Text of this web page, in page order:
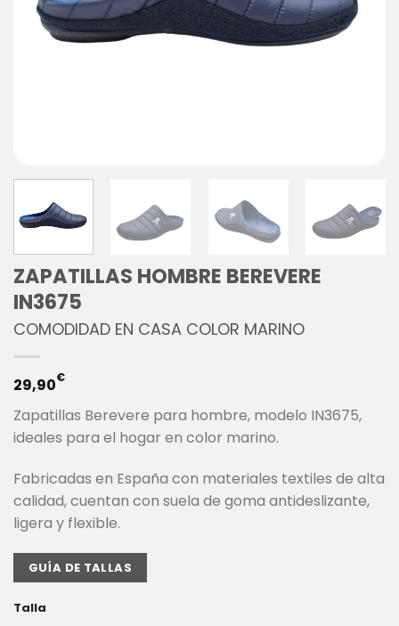
ZAPATILLAS HOMBRE BEREVERE
IN3675
COMODIDAD EN CASA COLOR MARINO
29,90€
Zapatillas Berevere para hombre, modelo IN3675,
ideales para el hogar en color marino.
Fabricadas en España con materiales textiles de alta
calidad, cuentan con suela de goma antideslizante,
ligera y flexible.
GUÍA DE TALLAS
Talla